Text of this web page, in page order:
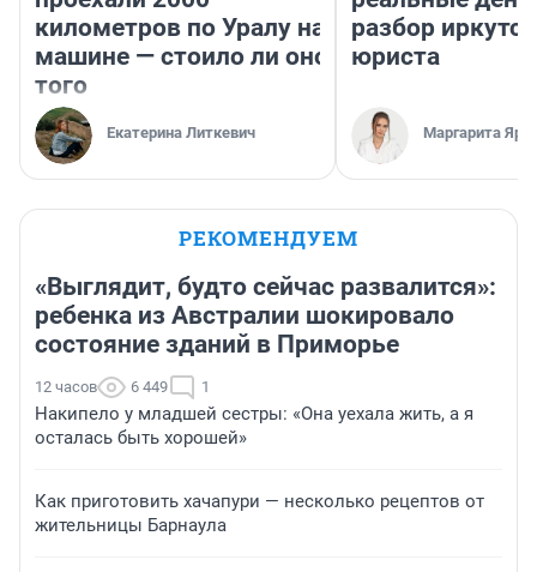
километров по Уралу на
машине — стоило ли оно
того
Екатерина Литкевич
разбор
юриста
Маргарита
РЕКОМЕНДУЕМ
«Выглядит, будто сейчас развалится»:
ребенка из Австралии шокировало
состояние зданий в Приморье
12 часов 6 449 1
Накипело у младшей сестры: «Она уехала жить, а я
осталась быть хорошей»
Как приготовить хачапури — несколько рецептов от
жительницы Барнаула